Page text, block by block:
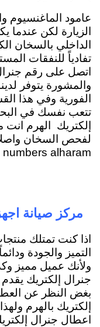
عامود الماغنسيوم
الزيارة لكن
الداخلي بالسخان
تفادياً للنفقات
اتصل على رقم
والمشورة يتوفر
الفورية وفي هذا
تتعب نفسك في
إلكتريك الهرم انت
numbers alharam
مركز صيانة
اذا كنت تمتلك
التميز والجودة
ولأنك عميل مميز
جنرال إلكتريك
بغض النظر عن
إلكتريك بالهرم
اعطال جنرال